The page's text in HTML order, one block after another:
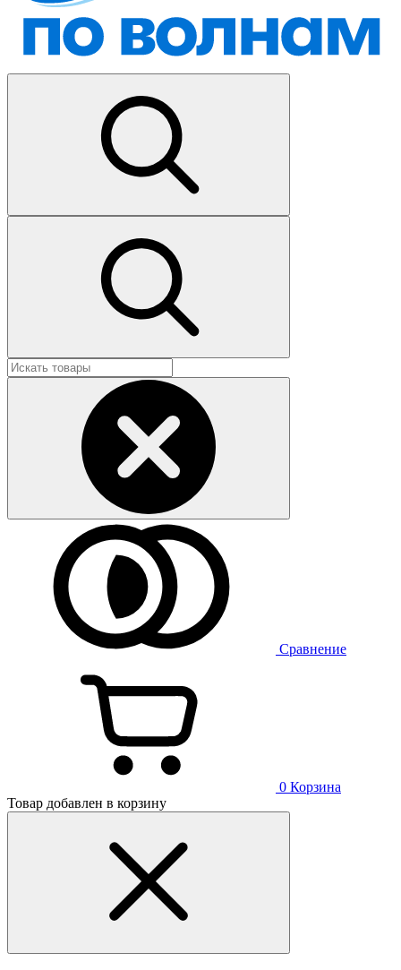
Сравнение
0 Корзина
Товар добавлен в корзину